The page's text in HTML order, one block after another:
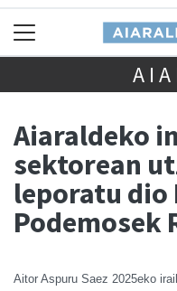
Aiaraldeko
sektorean
leporatu
Podemosek
Aitor Aspuru Saez 2025eko